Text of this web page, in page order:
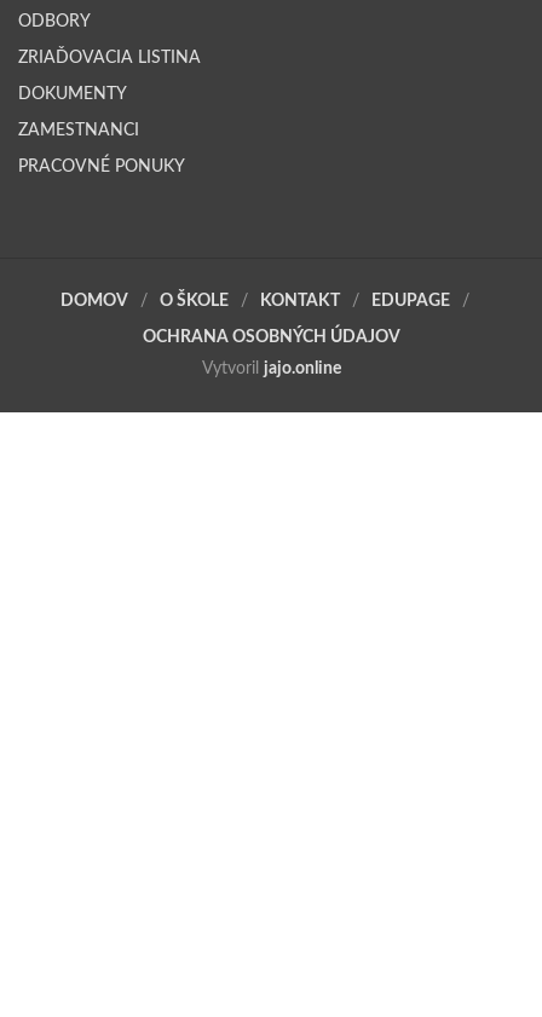
ODBORY
ZRIAĎOVACIA LISTINA
DOKUMENTY
ZAMESTNANCI
PRACOVNÉ PONUKY
DOMOV O ŠKOLE KONTAKT EDUPAGE
OCHRANA OSOBNÝCH ÚDAJOV
Vytvoril jajo.online